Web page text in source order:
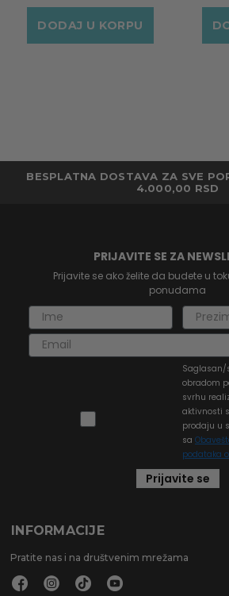
DODAJ U KORPU
BESPLATNA DOSTAVA ZA SVE
4.000,00 RSD
PRIJAVITE SE ZA
Prijavite se ako želite da budete u
ponudama
obradom
svrhu
aktivnosti
prodaju u
sa
podataka
Prijavite se
INFORMACIJE
Pratite nas i na društvenim mrežama